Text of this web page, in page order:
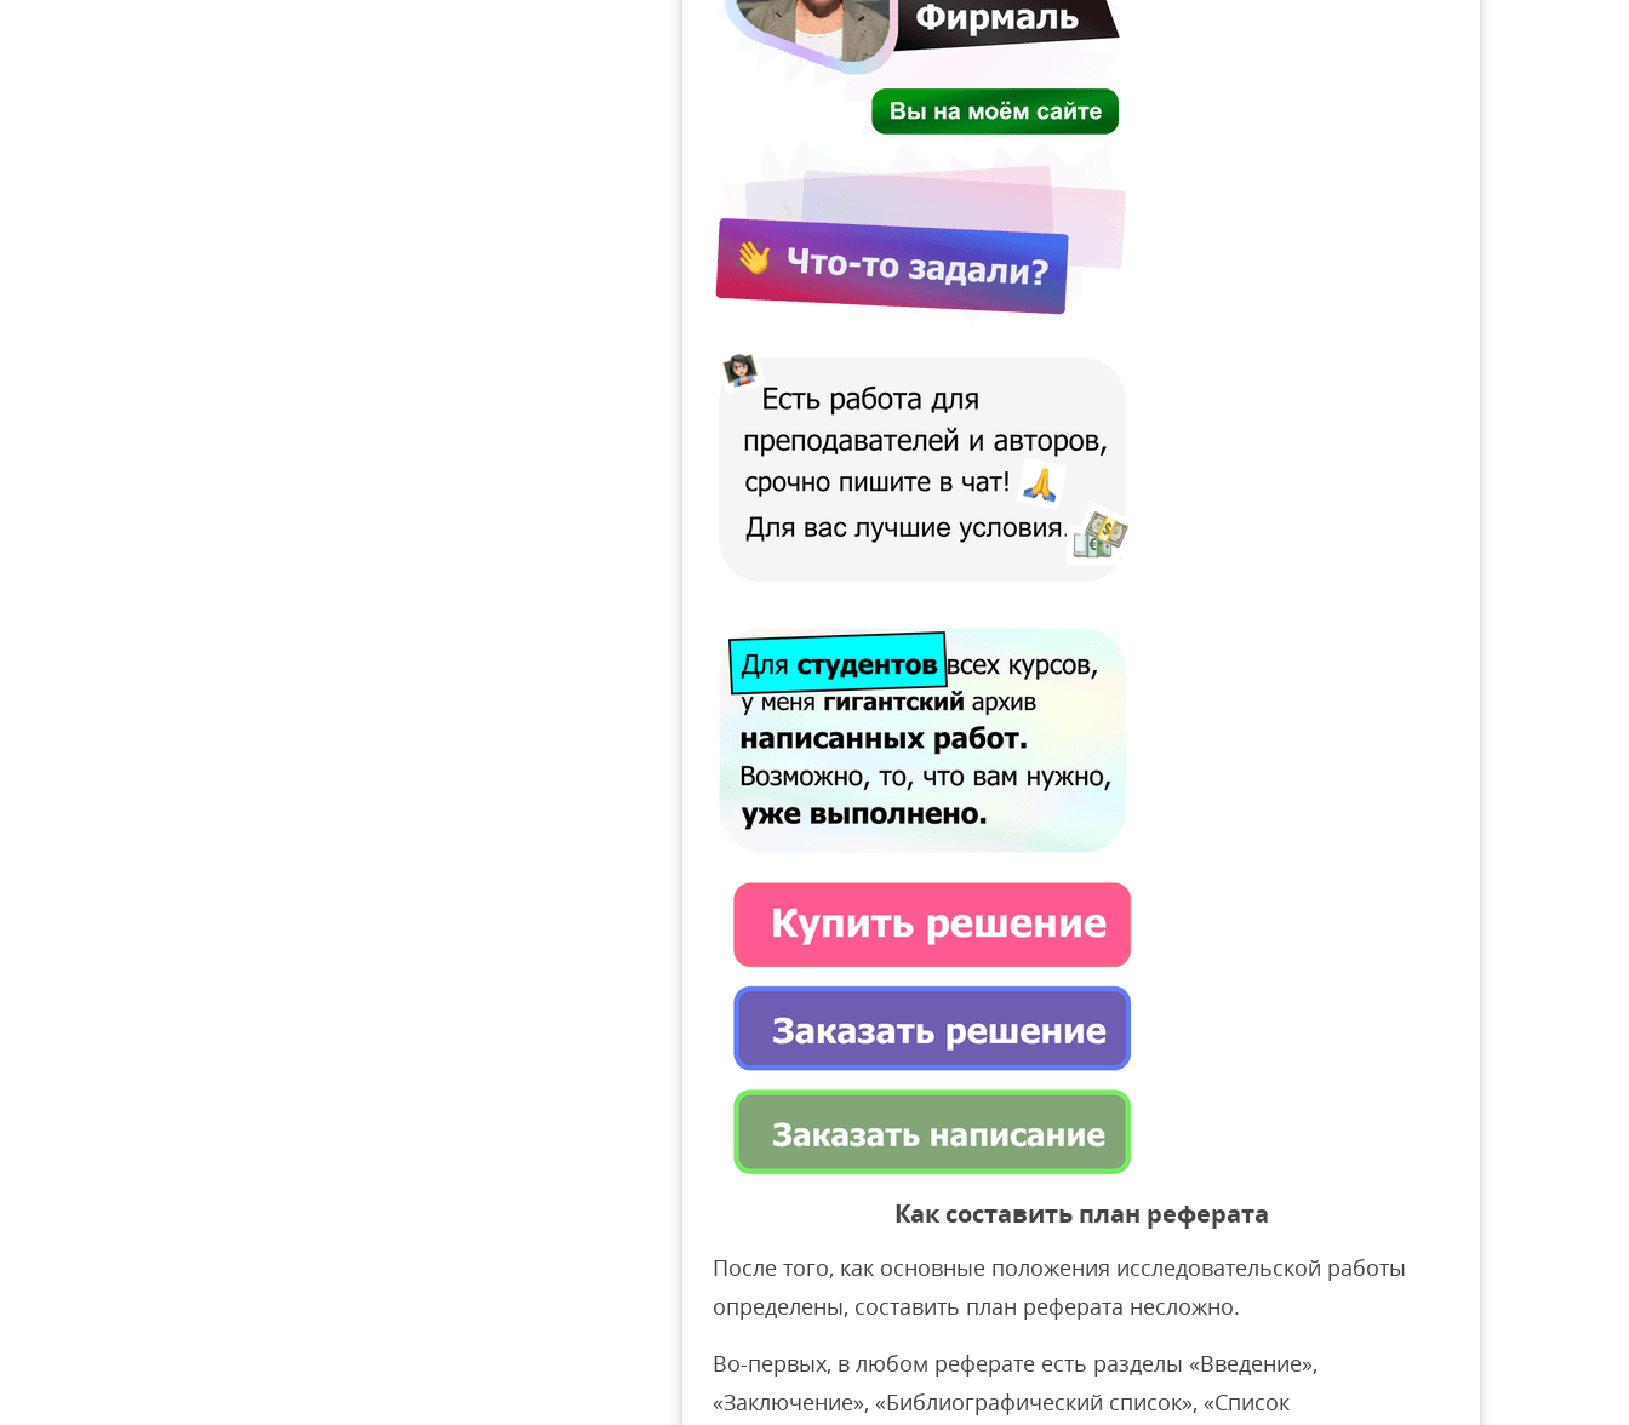
Как составить план реферата
После того, как основные положения исследовательской работы
определены, составить план реферата несложно.
Во-первых, в любом реферате есть разделы «Введение»,
«Заключение», «Библиографический список», «Список